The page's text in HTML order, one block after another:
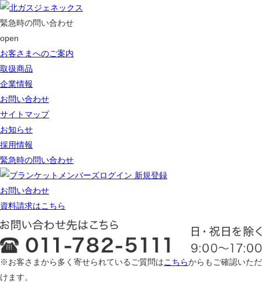
緊急時の問い合わせ
open
お客さまへのご案内
取扱商品
企業情報
お問い合わせ
サイトマップ
お知らせ
採用情報
緊急時の問い合わせ
ログイン 新規登録
お問い合わせ
資料請求はこちら
※お客さまから多く寄せられているご質問はこちらからもご確認いただ
けます。